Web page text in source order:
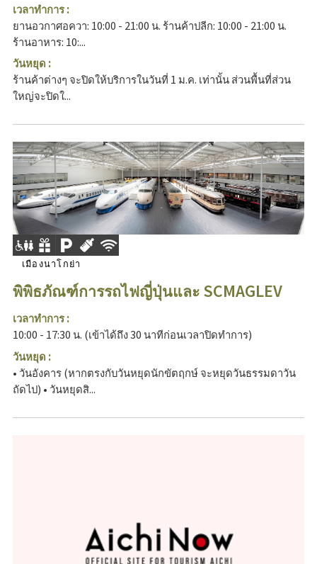
เวลาทำการ :
ยานอวกาศอควา: 10:00 - 21:00 น. ร้านค้าปลีก: 10:00 - 21:00 น.
ร้านอาหาร: 10:...
วันหยุด :
ร้านค้าต่างๆ จะปิดให้บริการในวันที่ 1 ม.ค. เท่านั้น ส่วนพื้นที่ส่วน
ใหญ่จะปิดใ...
เมืองนาโกย่า
พิพิธภัณฑ์การรถไฟญี่ปุ่นและ SCMAGLEV
เวลาทำการ :
10:00 - 17:30 น. (เข้าได้ถึง 30 นาทีก่อนเวลาปิดทำการ)
วันหยุด :
• วันอังคาร (หากตรงกับวันหยุดนักขัตฤกษ์ จะหยุดวันธรรมดาวัน
ถัดไป) • วันหยุดสิ...